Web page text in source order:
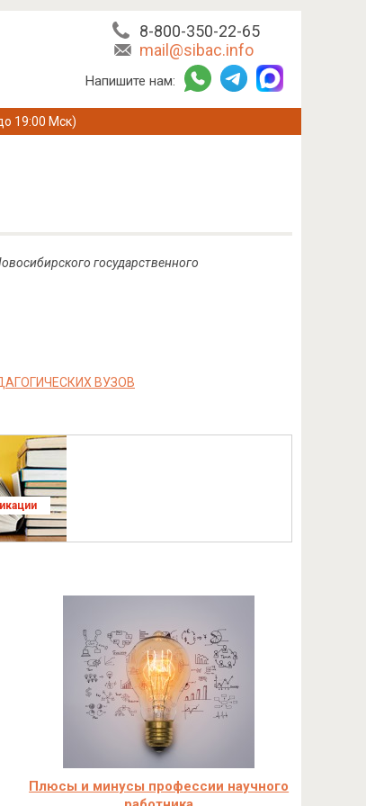
8-800-350-22-65
mail@sibac.info
Напишите нам:
19:00 Мск)
государственного
ВУЗОВ
Плюсы и минусы профессии научного